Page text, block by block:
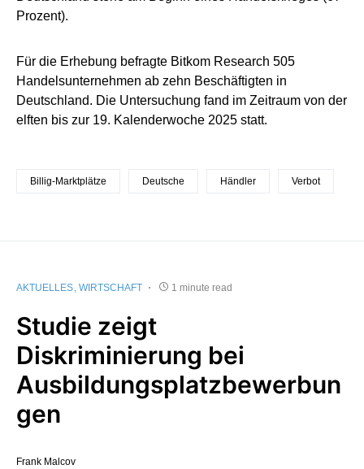
Prozent).
Für die Erhebung befragte Bitkom Research 505
Handelsunternehmen ab zehn Beschäftigten in
Deutschland. Die Untersuchung fand im Zeitraum von der
elften bis zur 19. Kalenderwoche 2025 statt.
Billig-Marktplätze Deutsche Händler Verbot
AKTUELLES WIRTSCHAFT 1 minute read
Studie zeigt
Diskriminierung bei
Ausbildungsplatzbewerbun
gen
Frank Malcov